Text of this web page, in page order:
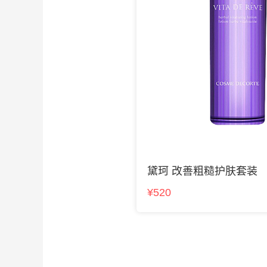
黛珂 改善粗糙护肤套装
¥520